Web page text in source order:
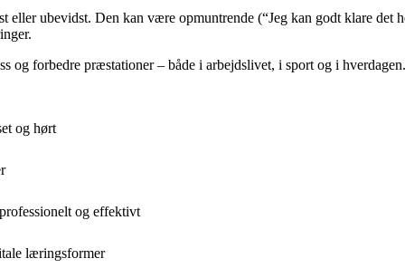
eller ubevidst. Den kan være opmuntrende (“Jeg kan godt klare
og forbedre præstationer – både i arbejdslivet, i sport og i
og hørt
og effektivt
læringsformer